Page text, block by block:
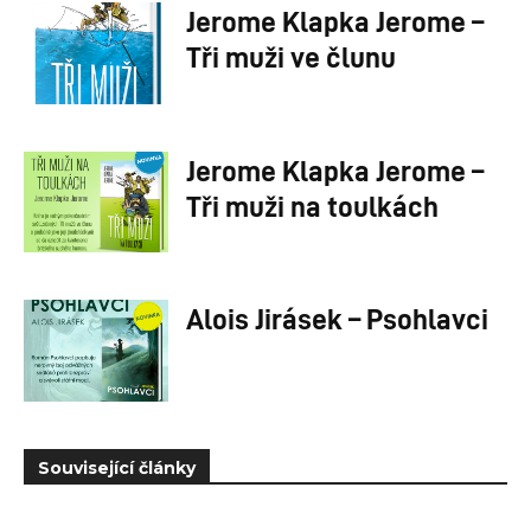
Jerome Klapka Jerome –
Tři muži ve člunu
Jerome Klapka Jerome –
Tři muži na toulkách
Alois Jirásek – Psohlavci
Související články